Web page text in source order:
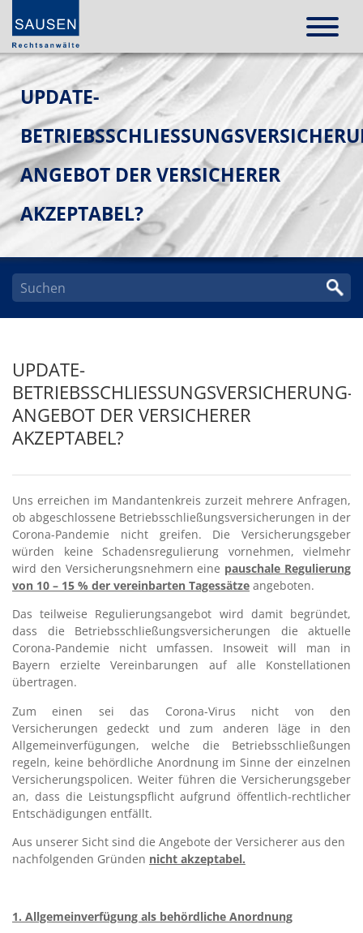
UPDATE-
NGEBOT DER VERSICHERER A
KZEPTABEL?
UPDATE-
BETRIEBSSCHLIESSUNGSVERSICHERUNG- A
NGEBOT DER VERSICHERER A
KZEPTABEL?
Uns erreichen im Mandantenkreis zurzeit mehrere Anfragen,
ob abgeschlossene Betriebsschließungsversicherungen in der
Corona-Pandemie nicht greifen. Die Versicherungsgeber
würden keine Schadensregulierung vornehmen, vielmehr
wird den Versicherungsnehmern eine pauschale Regulierung
von 10 – 15 % der vereinbarten Tagessätze angeboten.
Das teilweise Regulierungsangebot wird damit begründet,
dass die Betriebsschließungsversicherungen die aktuelle
Corona-Pandemie nicht umfassen. Insoweit will man in
Bayern erzielte Vereinbarungen auf alle Konstellationen
übertragen.
Zum einen sei das Corona-Virus nicht von den
Versicherungen gedeckt und zum anderen läge in den
Allgemeinverfügungen, welche die Betriebsschließungen
regeln, keine behördliche Anordnung im Sinne der einzelnen
Versicherungspolicen. Weiter führen die Versicherungsgeber
an, dass die Leistungspflicht aufgrund öffentlich-rechtlicher
Entschädigungen entfällt.
Aus unserer Sicht sind die Angebote der Versicherer aus den
nachfolgenden Gründen nicht akzeptabel.
1. Allgemeinverfügung als behördliche Anordnung